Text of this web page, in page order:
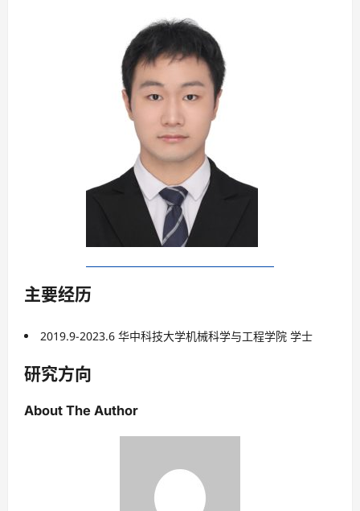
主要经历
2019.9-2023.6 华中科技大学机械科学与工程学院 学士
研究方向
About The Author